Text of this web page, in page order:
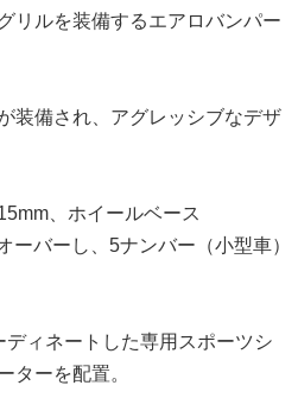
リルを装備するエアロバンパー
装備され、アグレッシブなデザ
、ホイールベース
ーバーし、5ナンバー（小型車）
ィネートした専用スポーツシ
ターを配置。